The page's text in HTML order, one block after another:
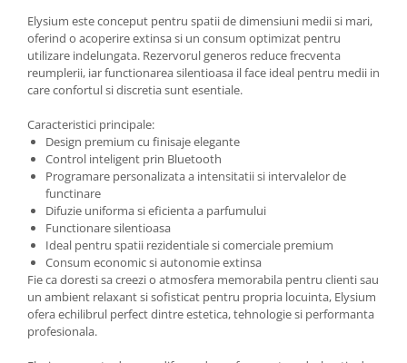
Elysium este conceput pentru spatii de dimensiuni medii si mari,
oferind o acoperire extinsa si un consum optimizat pentru
utilizare indelungata. Rezervorul generos reduce frecventa
reumplerii, iar functionarea silentioasa il face ideal pentru medii in
care confortul si discretia sunt esentiale.
Caracteristici principale:
Design premium cu finisaje elegante
Control inteligent prin Bluetooth
Programare personalizata a intensitatii si intervalelor de
functinare
Difuzie uniforma si eficienta a parfumului
Functionare silentioasa
Ideal pentru spatii rezidentiale si comerciale premium
Consum economic si autonomie extinsa
Fie ca doresti sa creezi o atmosfera memorabila pentru clienti sau
un ambient relaxant si sofisticat pentru propria locuinta, Elysium
ofera echilibrul perfect dintre estetica, tehnologie si performanta
profesionala.